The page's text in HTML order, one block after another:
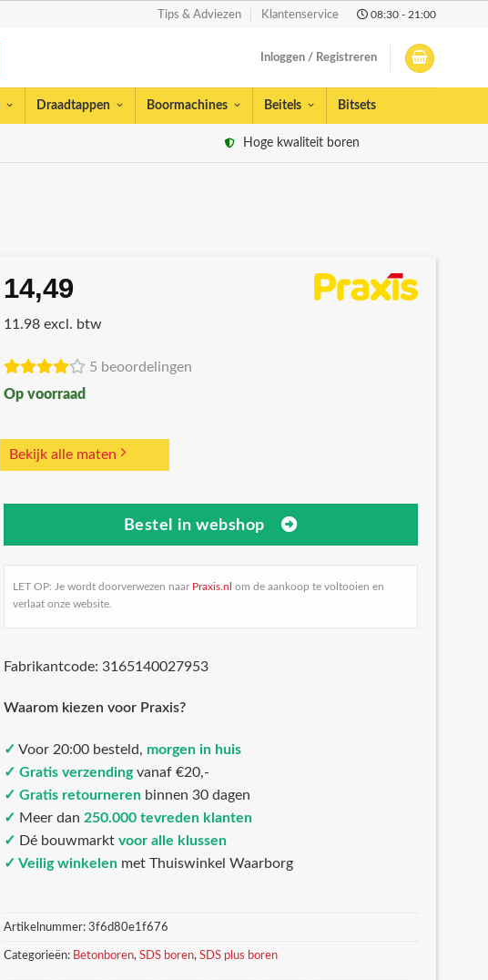
Tips & Adviezen Klantenservice 08:30 - 21:00
Inloggen / Registreren
Draadtappen Boormachines Beitels Bitsets
Hoge kwaliteit boren
14,49
11.98 excl. btw
5 beoordelingen
Op voorraad
Bekijk alle maten
Bestel in webshop
LET OP: Je wordt doorverwezen naar Praxis.nl om de aankoop te voltooien en
verlaat onze website.
Fabrikantcode: 3165140027953
Waarom kiezen voor Praxis?
✓ Voor 20:00 besteld, morgen in huis
✓ Gratis verzendingvanaf €20,-
✓ Gratis retourneren binnen 30 dagen
✓ Meer dan 250.000 tevreden klanten
✓ Dé bouwmarkt voor alle klussen
✓ Veilig winkelen met Thuiswinkel Waarborg
Artikelnummer: 3f6d80e1f676
Categorieën: Betonboren, SDS boren, SDS plus boren